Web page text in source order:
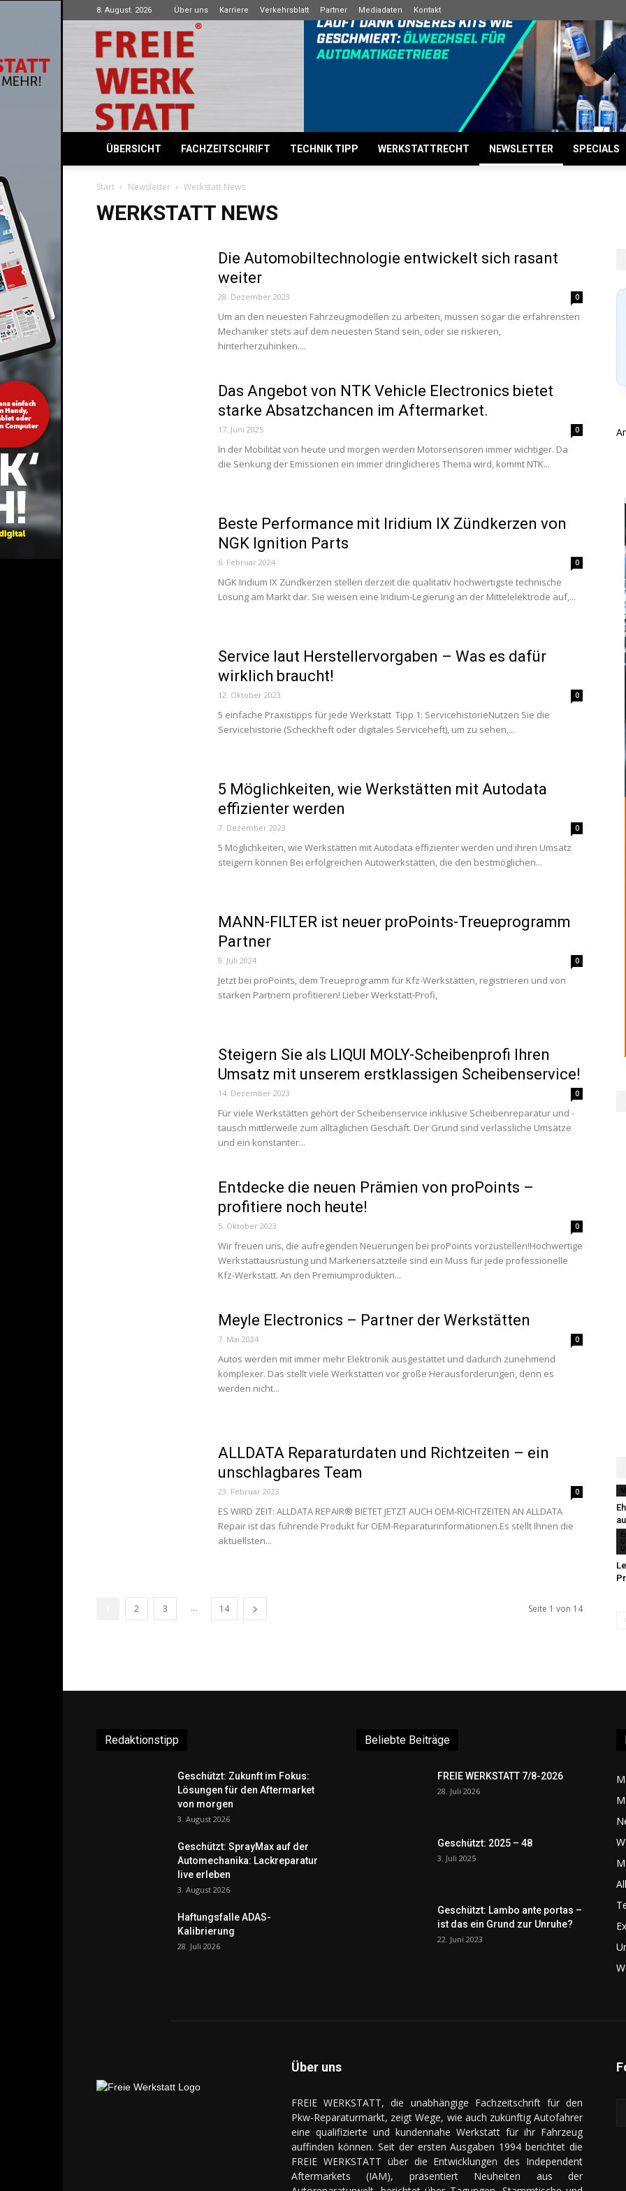
8. August. 2026 Über uns Karriere Verkehrsblatt Partner Mediadaten Kontakt
Freie
Werkstatt
ÜBERSICHT FACHZEITSCHRIFT TECHNIK TIPP WERKSTATTRECHT NEWSLETTER SPECIALS
Start Newsletter Werkstatt News
WERKSTATT NEWS
Die Automobiltechnologie entwickelt sich rasant
weiter
28. Dezember 2023 0
Um an den neuesten Fahrzeugmodellen zu arbeiten, müssen sogar die erfahrensten
Mechaniker stets auf dem neuesten Stand sein, oder sie riskieren,
hinterherzuhinken....
Das Angebot von NTK Vehicle Electronics bietet
starke Absatzchancen im Aftermarket.
17. Juni 2025 0
In der Mobilität von heute und morgen werden Motorsensoren immer wichtiger. Da
die Senkung der Emissionen ein immer dringlicheres Thema wird, kommt NTK...
Beste Performance mit Iridium IX Zündkerzen von
NGK Ignition Parts
6. Februar 2024 0
NGK Iridium IX Zündkerzen stellen derzeit die qualitativ hochwertigste technische
Lösung am Markt dar. Sie weisen eine Iridium-Legierung an der Mittelelektrode auf,...
Service laut Herstellervorgaben – Was es dafür
wirklich braucht!
12. Oktober 2023 0
5 einfache Praxistipps für jede Werkstatt Tipp 1: ServicehistorieNutzen Sie die
Servicehistorie (Scheckheft oder digitales Serviceheft), um zu sehen,...
5 Möglichkeiten, wie Werkstätten mit Autodata
effizienter werden
7. Dezember 2023 0
5 Möglichkeiten, wie Werkstätten mit Autodata effizienter werden und ihren Umsatz
steigern können Bei erfolgreichen Autowerkstätten, die den bestmöglichen...
MANN-FILTER ist neuer proPoints-Treueprogramm
Partner
9. Juli 2024 0
Jetzt bei proPoints, dem Treueprogramm für Kfz-Werkstätten, registrieren und von
starken Partnern profitieren! Lieber Werkstatt-Profi,
Steigern Sie als LIQUI MOLY-Scheibenprofi Ihren
Umsatz mit unserem erstklassigen Scheibenservice!
14. Dezember 2023 0
Für viele Werkstätten gehört der Scheibenservice inklusive Scheibenreparatur und -
tausch mittlerweile zum alltäglichen Geschäft. Der Grund sind verlässliche Umsätze
und ein konstanter...
Entdecke die neuen Prämien von proPoints –
profitiere noch heute!
5. Oktober 2023 0
Wir freuen uns, die aufregenden Neuerungen bei proPoints vorzustellen!Hochwertige
Werkstattausrüstung und Markenersatzteile sind ein Muss für jede professionelle
Kfz-Werkstatt. An den Premiumprodukten...
Meyle Electronics – Partner der Werkstätten
7. Mai 2024 0
Autos werden mit immer mehr Elektronik ausgestattet und dadurch zunehmend
komplexer. Das stellt viele Werkstätten vor große Herausforderungen, denn es
werden nicht...
ALLDATA Reparaturdaten und Richtzeiten – ein
unschlagbares Team
23. Februar 2023 0
ES WIRD ZEIT: ALLDATA REPAIR® BIETET JETZT AUCH OEM-RICHTZEITEN AN ALLDATA
Repair ist das führende Produkt für OEM-Reparaturinformationen.Es stellt Ihnen die
aktuellsten...
2 3 ... 14 Seite 1 von 14
Redaktionstipp
Geschützt: Zukunft im Fokus:
Lösungen für den Aftermarket
von morgen
3. August 2026
Geschützt: SprayMax auf der
Automechanika: Lackreparatur
live erleben
3. August 2026
Haftungsfalle ADAS-
Kalibrierung
28. Juli 2026
Beliebte Beiträge
FREIE WERKSTATT 7/8-2026
28. Juli 2026
Geschützt: 2025 – 48
3. Juli 2025
Geschützt: Lambo ante portas –
ist das ein Grund zur Unruhe?
22. Juni 2023
Über uns
FREIE WERKSTATT, die unabhängige Fachzeitschrift für den
Pkw-Reparaturmarkt, zeigt Wege, wie auch zukünftig Autofahrer
eine qualifizierte und kundennahe Werkstatt für ihr Fahrzeug
auffinden können. Seit der ersten Ausgaben 1994 berichtet die
FREIE WERKSTATT über die Entwicklungen des Independent
Aftermarkets (IAM), präsentiert Neuheiten aus der